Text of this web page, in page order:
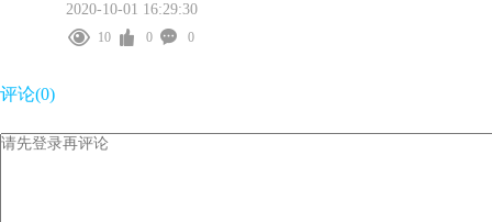
2020-10-01 16:29:30
10 0 0
评论(0)